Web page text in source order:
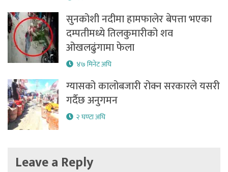
सुनकोशी नदीमा हामफालेर बेपत्ता भएका
दम्पतीमध्ये तिलकुमारीको शव
ओखलढुंगामा फेला
४७ मिनेट अघि
ग्यासको कालोबजारी रोक्न सरकारले यसरी
गर्दैछ अनुगमन
२ घण्टा अघि
Leave a Reply